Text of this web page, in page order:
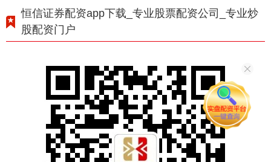
恒信证券配资app下载_专业股票配资公司_专业炒
股配资门户